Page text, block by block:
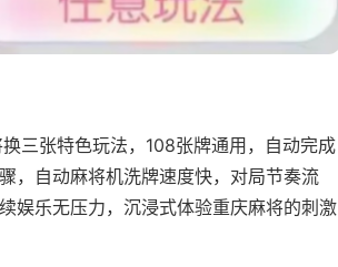
三张特色玩法，108张牌通用，自动完成
，自动麻将机洗牌速度快，对局节奏流
娱乐无压力，沉浸式体验重庆麻将的刺激